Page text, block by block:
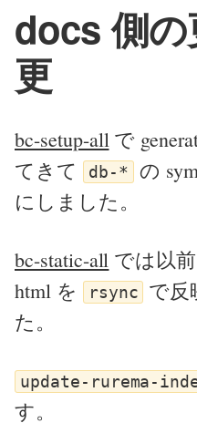
docs 側
更
bc-setup-allで
てきて
db-* の
にしました。
bc-static-all では以
html を
rsync
で反
た。
update-rurema-
す。